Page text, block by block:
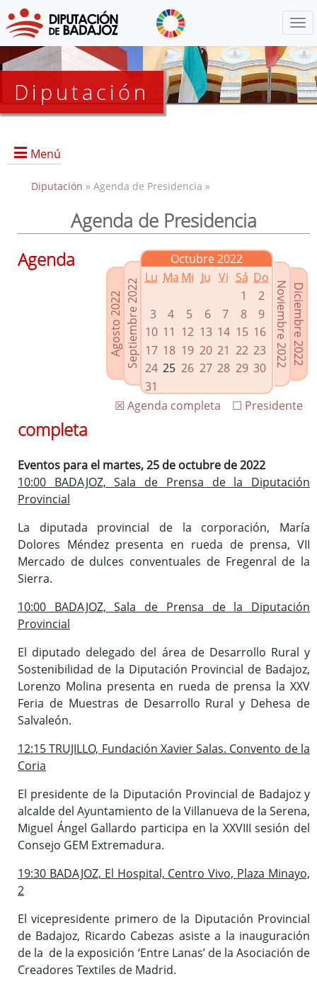
Diputación
Menú
Presidencia
Grupos Políticos
Enlaces relacionados
Agenda de Presidencia
Plenos provinciales y Juntas de gobierno
Oficina de Proyectos Europeos
Diputación » Agenda de Presidencia »
Agenda de Presidencia
Agosto 2022Septiembre 2022
Octubre 2022
Lu Ma Mi Ju Vi Sá Do
1
2
3
4 5 6 7 8
9
10 11 12 13 14 15 16
17 18 19 20 21 22 23
24 25 26 27 28 29 30
31
Diciembre 2022
Noviembre 2022
☐ Presidente
☒ Agenda completa
Agenda
completa
Eventos para el martes, 25 de octubre de 2022
10:00 BADAJOZ, Sala de Prensa de la Diputación
Provincial
La diputada provincial de la corporación, María
Dolores Méndez presenta en rueda de prensa, VII
Mercado de dulces conventuales de Fregenral de la
Sierra.
10:00 BADAJOZ, Sala de Prensa de la Diputación
Provincial
El diputado delegado del área de Desarrollo Rural y
Sostenibilidad de la Diputación Provincial de Badajoz,
Lorenzo Molina presenta en rueda de prensa la XXV
Feria de Muestras de Desarrollo Rural y Dehesa de
Salvaleón.
12:15 TRUJILLO, Fundación Xavier Salas. Convento de la
Coria
El presidente de la Diputación Provincial de Badajoz y
alcalde del Ayuntamiento de la Villanueva de la Serena,
Miguel Ángel Gallardo participa en la XXVIII sesión del
Consejo GEM Extremadura.
19:30 BADAJOZ, El Hospital, Centro Vivo, Plaza Minayo,
2
El vicepresidente primero de la Diputación Provincial
de Badajoz, Ricardo Cabezas asiste a la inauguración
de la de la exposición ‘Entre Lanas’ de la Asociación de
Creadores Textiles de Madrid.